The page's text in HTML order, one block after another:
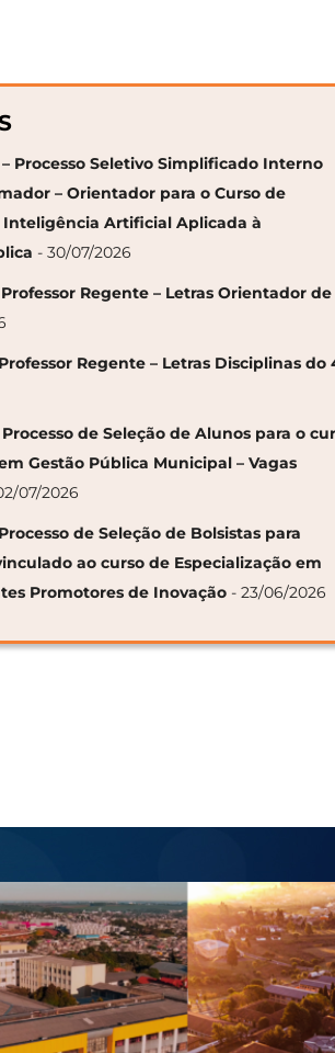
Processo Seletivo Simplificado Interno
– Orientador para o Curso de
Inteligência Artificial Aplicada à
- 30/07/2026
Professor Regente – Letras Orientador de
Regente – Letras Disciplinas do
de Seleção de Alunos para o
Gestão Pública Municipal – Vagas
07/2026
de Seleção de Bolsistas para
ao curso de Especialização em
Promotores de Inovação - 23/06/2026